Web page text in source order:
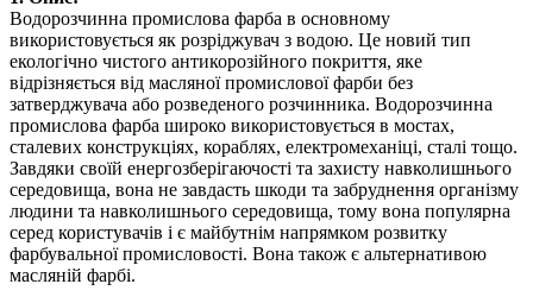
Водорозчинна промислова фарба в основному
використовується як розріджувач з водою. Це новий тип
екологічно чистого антикорозійного покриття, яке
відрізняється від масляної промислової фарби без
затверджувача або розведеного розчинника. Водорозчинна
промислова фарба широко використовується в мостах,
сталевих конструкціях, кораблях, електромеханіці, сталі тощо.
Завдяки своїй енергозберігаючості та захисту навколишнього
середовища, вона не завдасть шкоди та забруднення організму
людини та навколишнього середовища, тому вона популярна
серед користувачів і є майбутнім напрямком розвитку
фарбувальної промисловості. Вона також є альтернативою
масляній фарбі.